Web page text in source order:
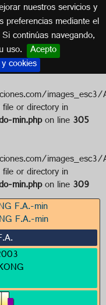
nuestros servicios y
preferencias mediante el
continúas navegando,
uso. Acepto
cookies F.A.
or directory in
min.phpon line305
or directory in
min.phpon line309